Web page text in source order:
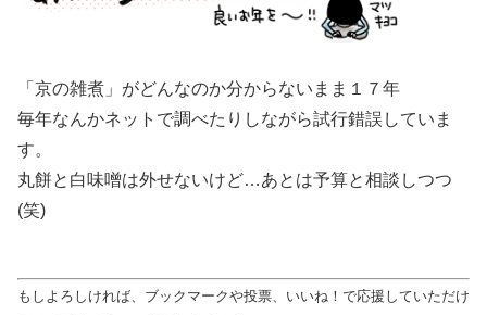
「京の雑煮」がどんなのか分からないまま１７年
毎年なんかネットで調べたりしながら試行錯誤していま
す。
丸餅と白味噌は外せないけど…あとは予算と相談しつつ
(笑)
もしよろしければ、ブックマークや投票、いいね！で応援していただけ